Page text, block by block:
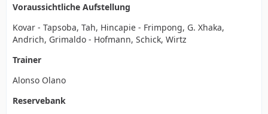
Voraussichtliche Aufstellung
Kovar - Tapsoba, Tah, Hincapie - Frimpong, G. Xhaka,
Andrich, Grimaldo - Hofmann, Schick, Wirtz
Trainer
Alonso Olano
Reservebank